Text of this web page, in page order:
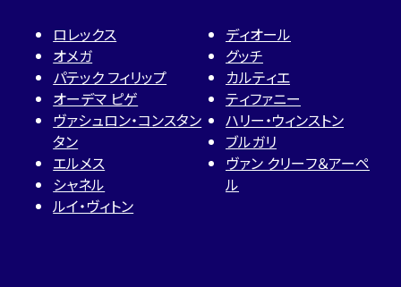
ロレックス
オメガ
パテック フィリップ
オーデマ ピゲ
ヴァシュロン・コンスタン
タン
エルメス
シャネル
ルイ・ヴィトン
ディオール
グッチ
カルティエ
ティファニー
ハリー・ウィンストン
ブルガリ
ヴァン クリーフ＆アーペ
ル